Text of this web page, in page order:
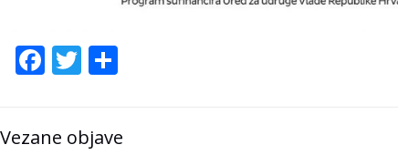
Facebook
Twitter
Vezane objave